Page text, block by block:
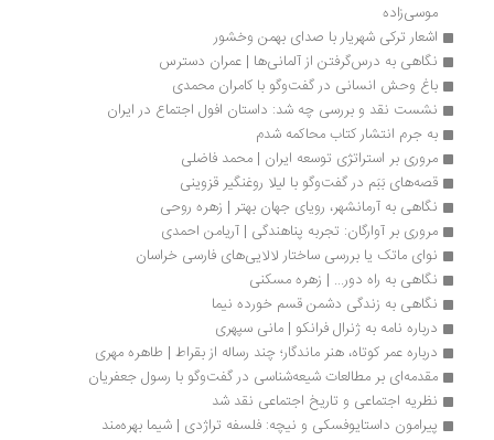
موسی‌زاده
اشعار ترکی شهریار با صدای بهمن وخشور
نگاهی به درس‌گرفتن از آلمانی‌ها | عمران دسترس
باغ وحش انسانی در گفت‌وگو با کامران محمدی
نشست نقد و بررسی چه شد: داستان افول اجتماع در ایران
به جرم انتشار کتاب محاکمه شدم
مروری بر استراتژی توسعه ایران | محمد فاضلی
قصه‌های بَبَم در گفت‌وگو با لیلا روغنگیر قزوینی
نگاهی به آرمانشهر، رویای جهان بهتر | زهره روحی
مروری بر آوارگان: تجربه پناهندگی | آریامن احمدی
نوای ماتک یا بررسی ساختار لالایی‌های فارسی خراسان
نگاهی به راه دور... | زهره مسکنی
نگاهی به زندگی دشمن قسم خورده نیما
درباره نامه به ژنرال فرانکو | مانی سپهری
درباره عمر کوتاه، هنر ماندگار؛ چند رساله از بقراط | طاهره مهری
مقدمه‌ای بر مطالعات شیعه‌شناسی در گفت‌وگو با رسول جعفریان
نظریه اجتماعی و تاریخ اجتماعی نقد شد
پیرامون داستایوفسکی و نیچه: فلسفه تراژدی | شیما بهره‌مند